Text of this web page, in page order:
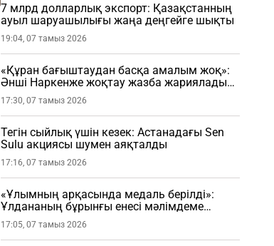
7 млрд долларлық экспорт: Қазақстанның
ауыл шаруашылығы жаңа деңгейге шықты
19:04, 07 тамыз 2026
«Құран бағыштаудан басқа амалым жоқ»:
Әнші Наркенже жоқтау жазба жариялады
(ФОТО)
17:30, 07 тамыз 2026
Тегін сыйлық үшін кезек: Астанадағы Sen
Sulu акциясы шумен аяқталды
17:16, 07 тамыз 2026
«Ұлымның арқасында медаль берілді»:
Ұлдананың бұрынғы енесі мәлімдеме
жасады (ВИДЕО)
17:05, 07 тамыз 2026